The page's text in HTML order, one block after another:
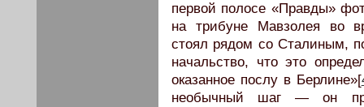
первой полосе «Правды»
на трибуне Мавзолея во
стоял рядом со Сталиным,
начальство, что это
оказанное послу в Берлине»[
необычный шаг — он